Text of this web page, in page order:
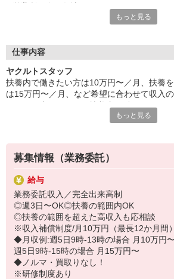
自分の住む街や土地勘のある町で勤務が可
収入の面でもきっとご満足いただけるはず
また勤務時間も短いので、
家事・育児時間にもゆとりが持てますよ♪
主婦・ママスタッフが多いので、
仕事や子育てについてなどイロイロ相談で
未経験の方も安心してチャレンジしてくだ
もっと見る
仕事内容
ヤクルトスタッフ
扶養内で働きたい方は10万円〜／月、扶養
は15万円〜／月、など希望に合わせて収入の
扶養を外れたい！など、ライフステージに
9：00〜15：00の間で1日4時間〜
・平日のみ。土日・祝日はお休みです
・平日週3日〜OK
・WワークOK！
・活動曜日は希望曜日を固定して3日以上
ヤクルトのお仕事は委託手数料収入ですの
動します。
・収入補償制度あり（収入補償期間最長12
・年収130万円位までの扶養範囲内でお仕事
・ノルマ・商品買取りはありません！
もっと見る
募集情報（業務委託）
給与
業務委託収入／完全出来高制
◎週3日〜OK◎扶養の範囲内OK
◎扶養の範囲を超えた高収入も応相談
※収入補償制度/月10万円（最長12か月間）
◆月収例:週5日9時-13時の場合 月10万円〜
週5日9時-15時の場合 月15万円〜
◆ノルマ・買取りなし！
※研修制度あり